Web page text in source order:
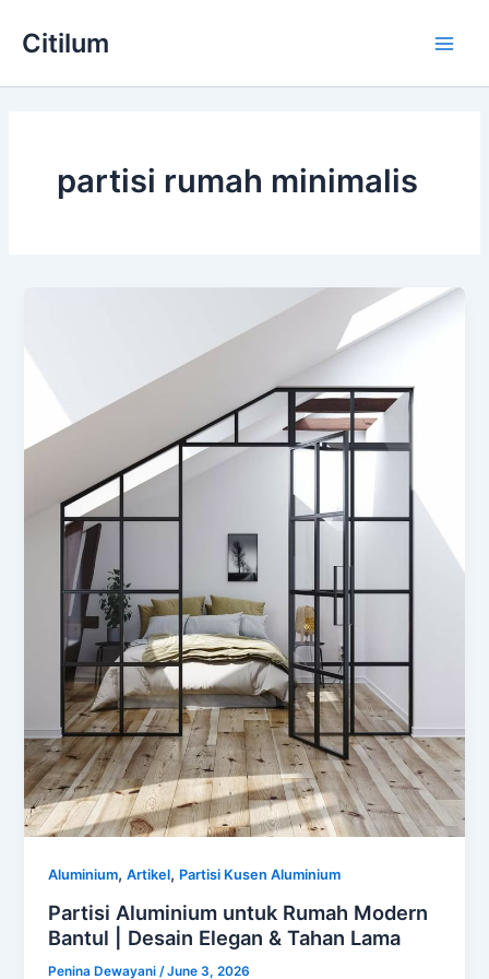
Citilum
partisi rumah minimalis
Aluminium,Artikel, Partisi Kusen Aluminium
Partisi Aluminium untuk Rumah Modern
Bantul | Desain Elegan & Tahan Lama
Penina Dewayani/June 3, 2026